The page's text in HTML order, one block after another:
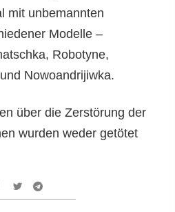
mit unbemannten
Modelle –
Robotyne,
Nowoandrijiwka.
über die Zerstörung der
wurden weder getötet